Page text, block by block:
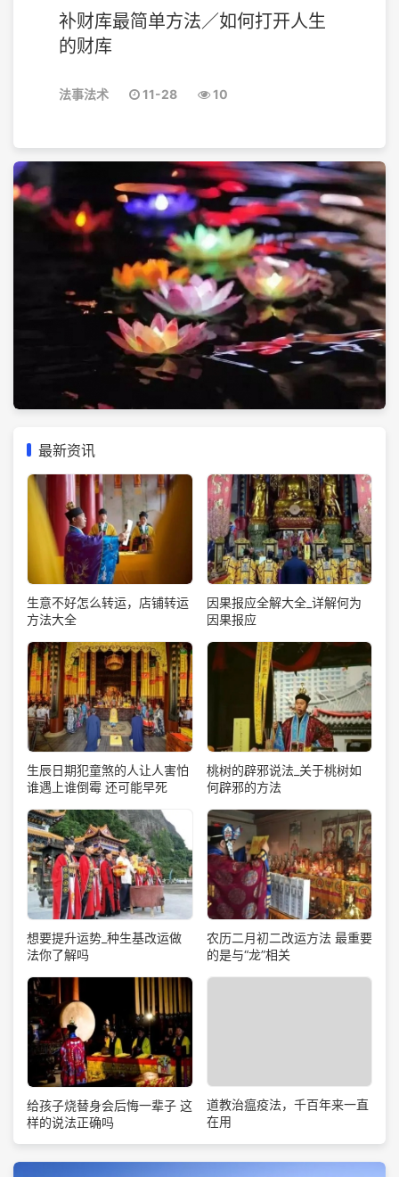
补财库最简单方法／如何打开人生
的财库
法事法术 11-28 10
最新资讯
生意不好怎么转运，店铺转运
方法大全
因果报应全解大全_详解何为
因果报应
生辰日期犯童煞的人让人害怕
谁遇上谁倒霉 还可能早死
桃树的辟邪说法_关于桃树如
何辟邪的方法
想要提升运势_种生基改运做
法你了解吗
农历二月初二改运方法 最重要
的是与“龙”相关
给孩子烧替身会后悔一辈子 这
样的说法正确吗
道教治瘟疫法，千百年来一直
在用